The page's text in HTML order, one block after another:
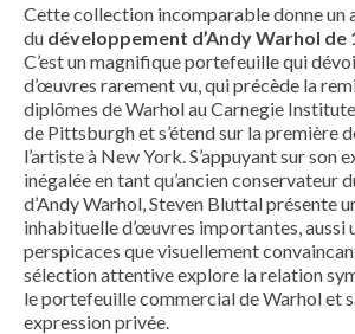
Cette collection incomparable donne un
du développement d’Andy Warhol de
C’est un magnifique portefeuille qui
d’œuvres rarement vu, qui précède la
diplômes de Warhol au Carnegie
de Pittsburgh et s’étend sur la première
l’artiste à New York. S’appuyant sur son
inégalée en tant qu’ancien conservateur
d’Andy Warhol, Steven Bluttal présente
inhabituelle d’œuvres importantes, aussi
perspicaces que visuellement
sélection attentive explore la relation
le portefeuille commercial de Warhol et
expression privée.